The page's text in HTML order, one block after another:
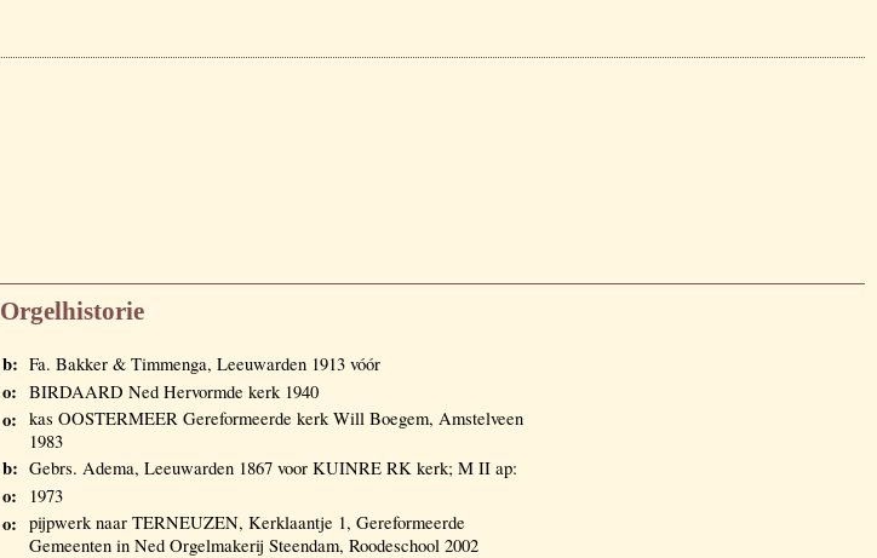
Orgelhistorie
b: Fa. Bakker & Timmenga, Leeuwarden 1913 vóór
o: BIRDAARD Ned Hervormde kerk 1940
o: kas OOSTERMEER Gereformeerde kerk Will Boegem, Amstelveen
1983
b: Gebrs. Adema, Leeuwarden 1867 voor KUINRE RK kerk; M II ap:
o: 1973
o: pijpwerk naar TERNEUZEN, Kerklaantje 1, Gereformeerde
Gemeenten in Ned Orgelmakerij Steendam, Roodeschool 2002